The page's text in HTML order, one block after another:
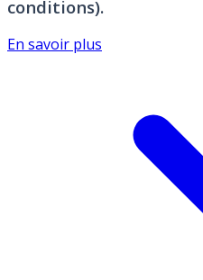
conditions).
En savoir plus